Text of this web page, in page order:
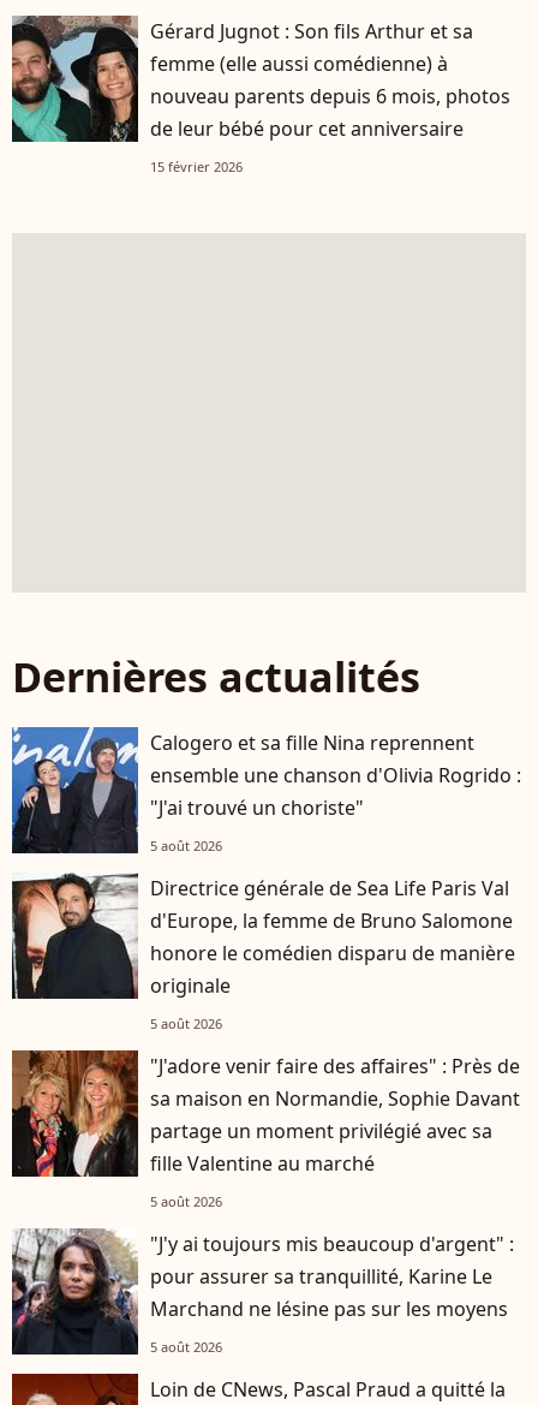
Gérard Jugnot : Son fils Arthur et sa
femme (elle aussi comédienne) à
nouveau parents depuis 6 mois, photos
de leur bébé pour cet anniversaire
15 février 2026
Dernières actualités
Calogero et sa fille Nina reprennent
ensemble une chanson d'Olivia Rogrido :
"J'ai trouvé un choriste"
5 août 2026
Directrice générale de Sea Life Paris Val
d'Europe, la femme de Bruno Salomone
honore le comédien disparu de manière
originale
5 août 2026
"J'adore venir faire des affaires" : Près de
sa maison en Normandie, Sophie Davant
partage un moment privilégié avec sa
fille Valentine au marché
5 août 2026
"J'y ai toujours mis beaucoup d'argent" :
pour assurer sa tranquillité, Karine Le
Marchand ne lésine pas sur les moyens
5 août 2026
Loin de CNews, Pascal Praud a quitté la